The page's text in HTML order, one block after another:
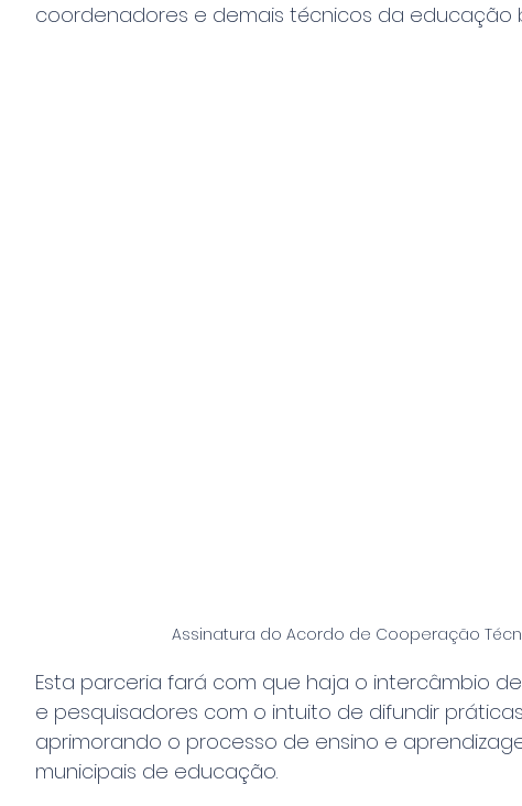
coordenadores e demais técnicos da educação
Assinatura do Acordo de Cooperação
Esta parceria fará com que haja o intercâmbio
e pesquisadores com o intuito de difundir
aprimorando o processo de ensino e
municipais de educação.